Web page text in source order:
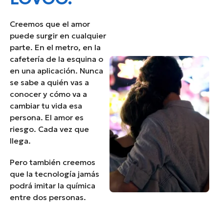
Creemos que el amor
puede surgir en cualquier
parte. En el metro, en la
cafetería de la esquina o
en una aplicación. Nunca
se sabe a quién vas a
conocer y cómo va a
cambiar tu vida esa
persona. El amor es
riesgo. Cada vez que
llega.
Pero también creemos
que la tecnología jamás
podrá imitar la química
entre dos personas.